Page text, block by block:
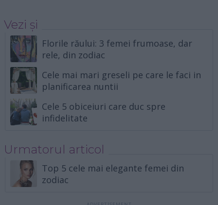
Vezi și
Florile răului: 3 femei frumoase, dar
rele, din zodiac
Cele mai mari greseli pe care le faci in
planificarea nuntii
Cele 5 obiceiuri care duc spre
infidelitate
Urmatorul articol
Top 5 cele mai elegante femei din
zodiac